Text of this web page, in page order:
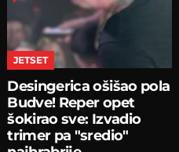
JETSET
Desingerica ošišao pola
Budve! Reper opet
šokirao sve: Izvadio
trimer pa "sredio"